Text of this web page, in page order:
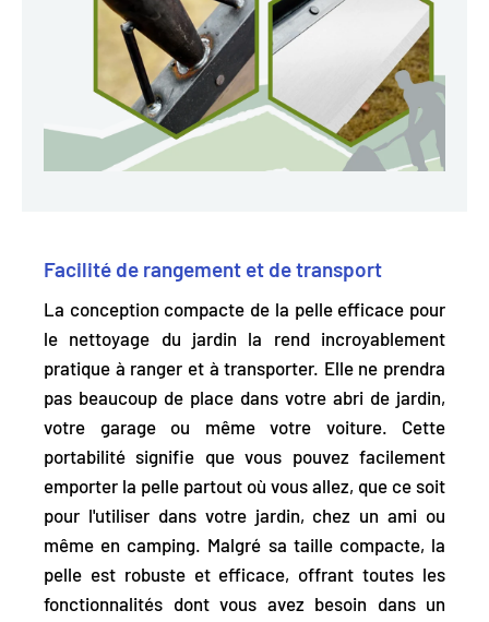
Facilité de rangement et de transport
La conception compacte de la pelle efficace pour
le nettoyage du jardin la rend incroyablement
pratique à ranger et à transporter. Elle ne prendra
pas beaucoup de place dans votre abri de jardin,
votre garage ou même votre voiture.
Cette
portabilité signifie que vous pouvez facilement
emporter la pelle partout où vous allez, que ce soit
pour l'utiliser dans votre jardin, chez un ami ou
même en camping. Malgré sa taille compacte, la
pelle est robuste et efficace, offrant toutes les
fonctionnalités dont vous avez besoin dans un